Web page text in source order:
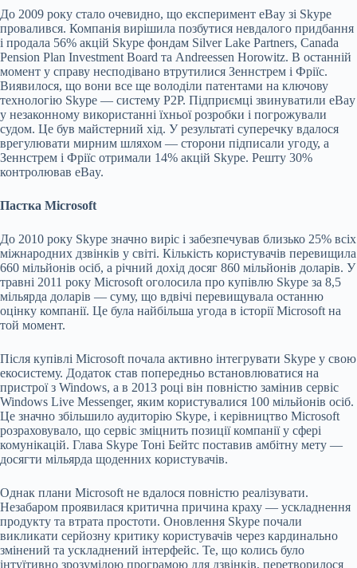
До 2009 року стало очевидно, що експеримент eBay зі Skype
провалився. Компанія вирішила позбутися невдалого придбання
і продала 56% акцій Skype фондам Silver Lake Partners, Canada
Pension Plan Investment Board та Andreessen Horowitz. В останній
момент у справу несподівано втрутилися Зеннстрем і Фріїс.
Виявилося, що вони все ще володіли патентами на ключову
технологію Skype — систему P2P. Підприємці звинуватили eBay
у незаконному використанні їхньої розробки і погрожували
судом. Це був майстерний хід. У результаті суперечку вдалося
врегулювати мирним шляхом — сторони підписали угоду, а
Зеннстрем і Фріїс отримали 14% акцій Skype. Решту 30%
контролював eBay.
Пастка Microsoft
До 2010 року Skype значно виріс і забезпечував близько 25% всіх
міжнародних дзвінків у світі. Кількість користувачів перевищила
660 мільйонів осіб, а річний дохід досяг 860 мільйонів доларів. У
травні 2011 року Microsoft оголосила про купівлю Skype за 8,5
мільярда доларів — суму, що вдвічі перевищувала останню
оцінку компанії. Це була найбільша угода в історії Microsoft на
той момент.
Після купівлі Microsoft почала активно інтегрувати Skype у свою
екосистему. Додаток став попередньо встановлюватися на
пристрої з Windows, а в 2013 році він повністю замінив сервіс
Windows Live Messenger, яким користувалися 100 мільйонів осіб.
Це значно збільшило аудиторію Skype, і керівництво Microsoft
розраховувало, що сервіс зміцнить позиції компанії у сфері
комунікацій. Глава Skype Тоні Бейтс поставив амбітну мету —
досягти мільярда щоденних користувачів.
Однак плани Microsoft не вдалося повністю реалізувати.
Незабаром проявилася критична причина краху — ускладнення
продукту та втрата простоти. Оновлення Skype почали
викликати серйозну критику користувачів через кардинально
змінений та ускладнений інтерфейс. Те, що колись було
інтуїтивно зрозумілою програмою для дзвінків, перетворилося